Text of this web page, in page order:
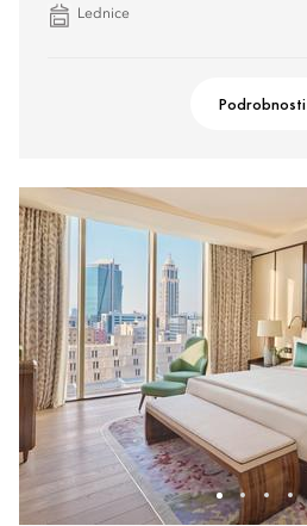
Lednice
Podrobnosti